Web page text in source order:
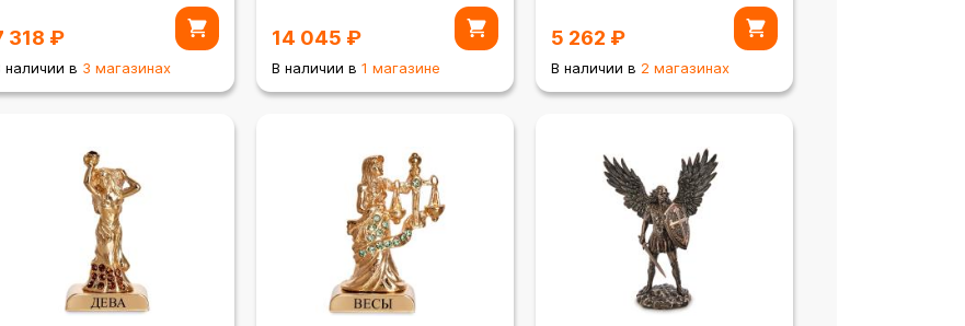
318 ₽
наличии в 3 магазинах
14 045 ₽
В наличии в 1 магазине
5 262 ₽
В наличии в 2 магазинах